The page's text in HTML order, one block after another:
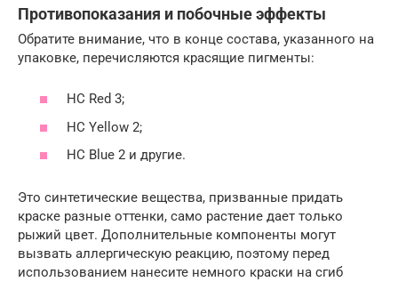
Противопоказания и побочные эффекты
Обратите внимание, что в конце состава, указанного на
упаковке, перечисляются красящие пигменты:
HC Red 3;
HC Yellow 2;
HC Blue 2 и другие.
Это синтетические вещества, призванные придать
краске разные оттенки, само растение дает только
рыжий цвет. Дополнительные компоненты могут
вызвать аллергическую реакцию, поэтому перед
использованием нанесите немного краски на сгиб